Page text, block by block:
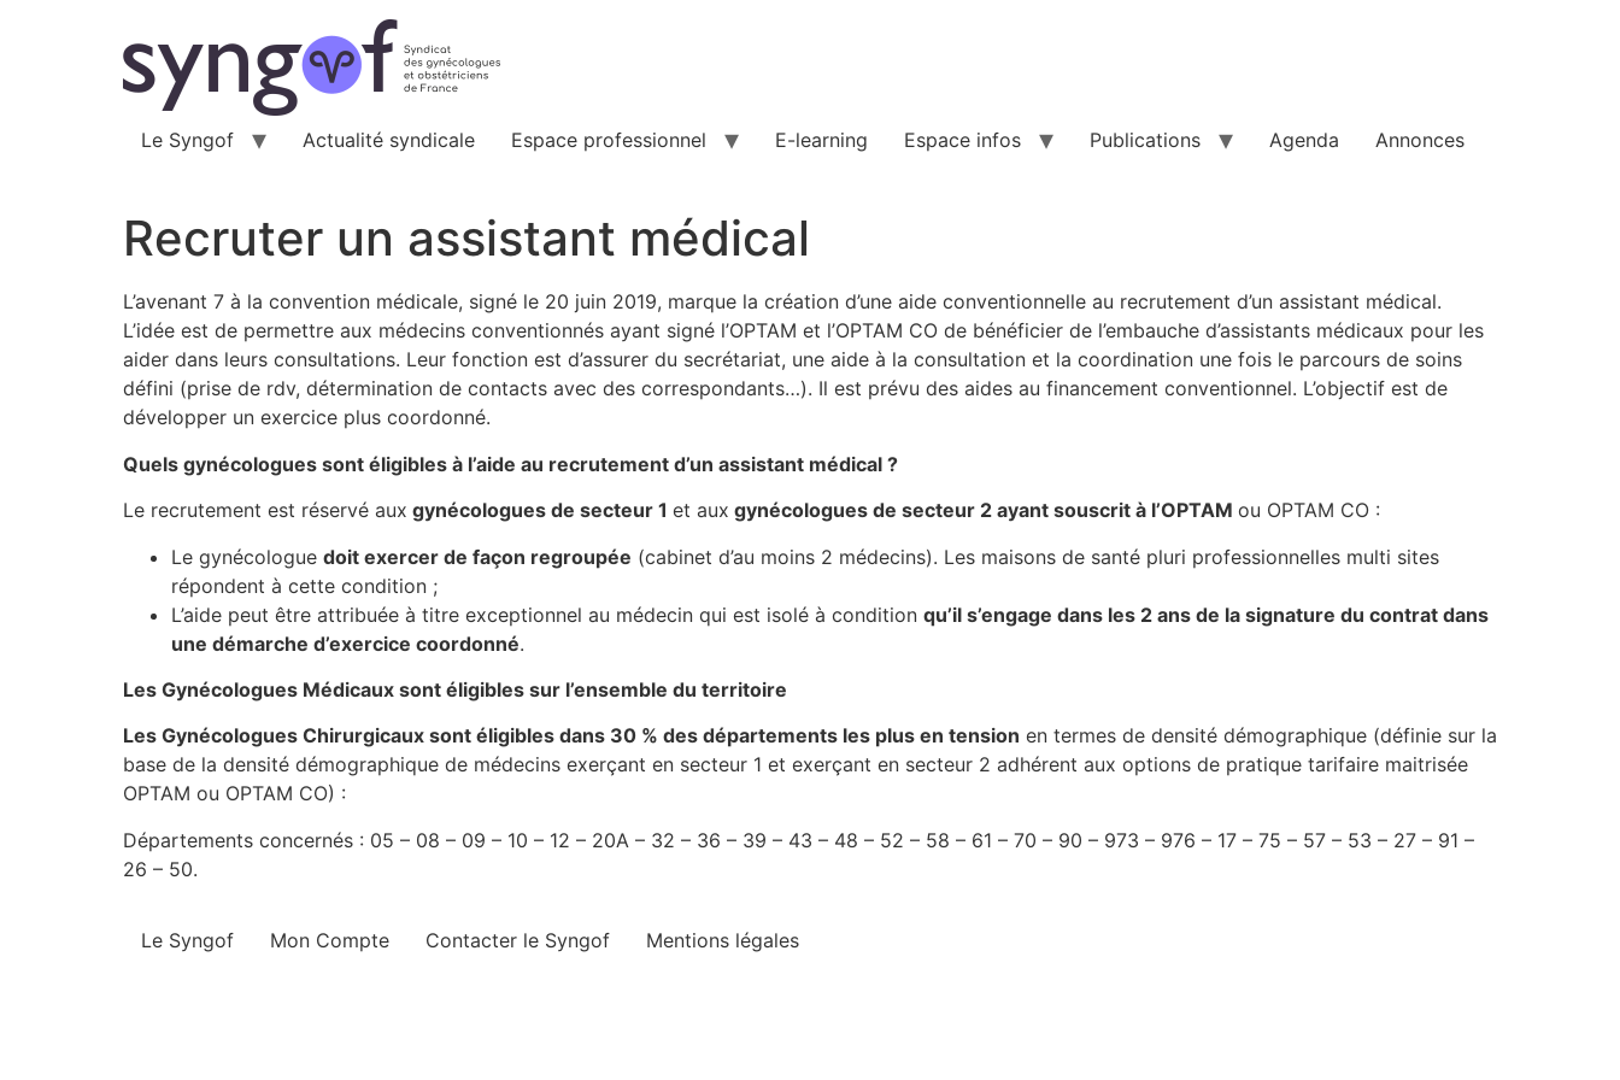
Le Syngof Actualité syndicale Espace professionnel E-learning Espace infos Publications Agenda Annonces
Recruter un assistant médical
L’avenant 7 à la convention médicale, signé le 20 juin 2019, marque la création d’une aide conventionnelle au recrutement d’un assistant médical.
L’idée est de permettre aux médecins conventionnés ayant signé l’OPTAM et l’OPTAM CO de bénéficier de l’embauche d’assistants médicaux pour les
aider dans leurs consultations. Leur fonction est d’assurer du secrétariat, une aide à la consultation et la coordination une fois le parcours de soins
défini (prise de rdv, détermination de contacts avec des correspondants…). Il est prévu des aides au financement conventionnel. L’objectif est de
développer un exercice plus coordonné.
Quels gynécologues sont éligibles à l’aide au recrutement d’un assistant médical ?
Le recrutement est réservé aux gynécologues de secteur 1 et aux gynécologues de secteur 2 ayant souscrit à l’OPTAM ou OPTAM CO :
Le gynécologue doit exercer de façon regroupée (cabinet d’au moins 2 médecins). Les maisons de santé pluri professionnelles multi sites
répondent à cette condition ;
L’aide peut être attribuée à titre exceptionnel au médecin qui est isolé à condition qu’il s’engage dans les 2 ans de la signature du contrat dans
une démarche d’exercice coordonné.
Les Gynécologues Médicaux sont éligibles sur l’ensemble du territoire
Les Gynécologues Chirurgicaux sont éligibles dans 30 % des départements les plus en tension en termes de densité démographique (définie sur la
base de la densité démographique de médecins exerçant en secteur 1 et exerçant en secteur 2 adhérent aux options de pratique tarifaire maitrisée
OPTAM ou OPTAM CO) :
Départements concernés : 05 – 08 – 09 – 10 – 12 – 20A – 32 – 36 – 39 – 43 – 48 – 52 – 58 – 61 – 70 – 90 – 973 – 976 – 17 – 75 – 57 – 53 – 27 – 91 –
26 – 50.
Le Syngof Mon Compte Contacter le Syngof Mentions légales